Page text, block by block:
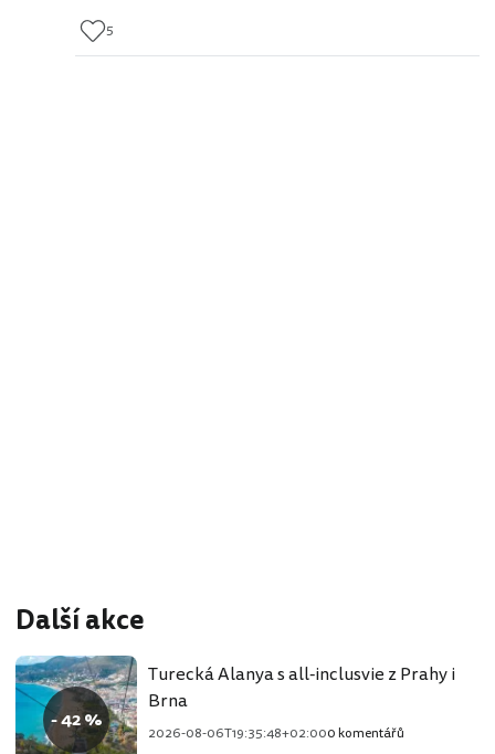
5
Další akce
- 42 %
Turecká Alanya s all-inclusvie z Prahy i
Brna
2026-08-06T19:35:48+02:000 komentářů